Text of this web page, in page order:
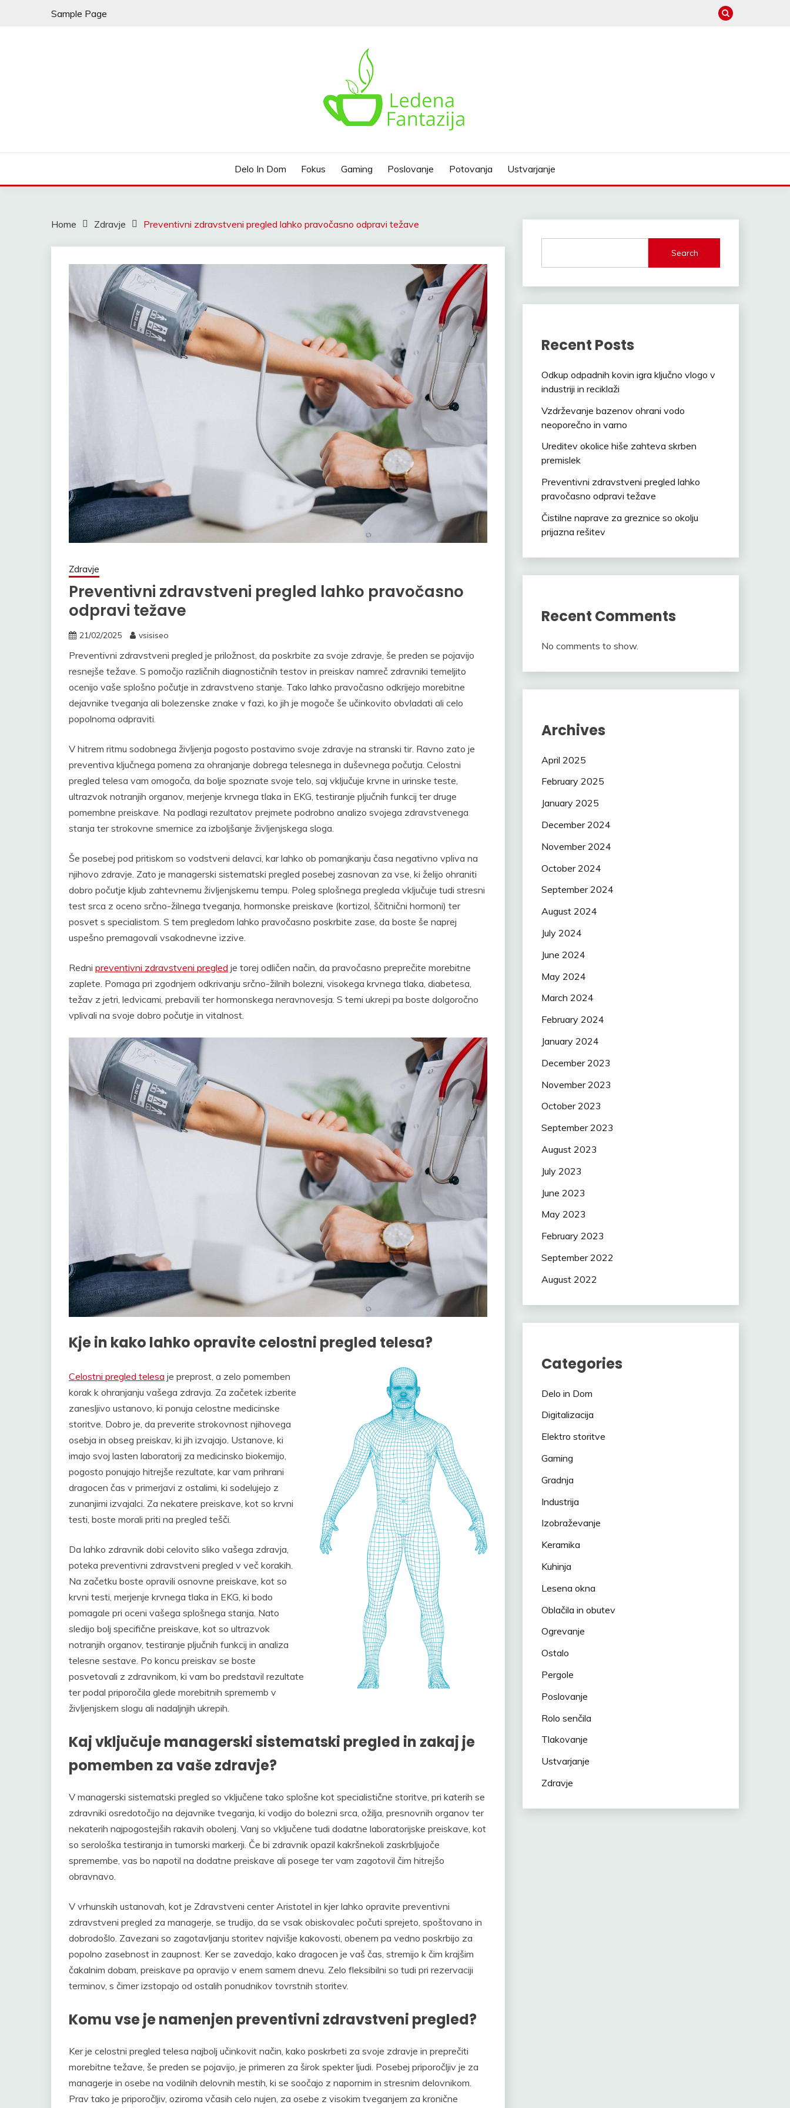
Sample Page
Delo In Dom Fokus Gaming Poslovanje Potovanja Ustvarjanje
Home Zdravje Preventivni zdravstveni pregled lahko pravočasno odpravi težave
Zdravje
Preventivni zdravstveni pregled lahko pravočasno
odpravi težave
21/02/2025 vsisiseo
Preventivni zdravstveni pregled je priložnost, da poskrbite za svoje zdravje, še preden se pojavijo
resnejše težave. S pomočjo različnih diagnostičnih testov in preiskav namreč zdravniki temeljito
ocenijo vaše splošno počutje in zdravstveno stanje. Tako lahko pravočasno odkrijejo morebitne
dejavnike tveganja ali bolezenske znake v fazi, ko jih je mogoče še učinkovito obvladati ali celo
popolnoma odpraviti.
V hitrem ritmu sodobnega življenja pogosto postavimo svoje zdravje na stranski tir. Ravno zato je
preventiva ključnega pomena za ohranjanje dobrega telesnega in duševnega počutja. Celostni
pregled telesa vam omogoča, da bolje spoznate svoje telo, saj vključuje krvne in urinske teste,
ultrazvok notranjih organov, merjenje krvnega tlaka in EKG, testiranje pljučnih funkcij ter druge
pomembne preiskave. Na podlagi rezultatov prejmete podrobno analizo svojega zdravstvenega
stanja ter strokovne smernice za izboljšanje življenjskega sloga.
Še posebej pod pritiskom so vodstveni delavci, kar lahko ob pomanjkanju časa negativno vpliva na
njihovo zdravje. Zato je managerski sistematski pregled posebej zasnovan za vse, ki želijo ohraniti
dobro počutje kljub zahtevnemu življenjskemu tempu. Poleg splošnega pregleda vključuje tudi stresni
test srca z oceno srčno-žilnega tveganja, hormonske preiskave (kortizol, ščitnični hormoni) ter
posvet s specialistom. S tem pregledom lahko pravočasno poskrbite zase, da boste še naprej
uspešno premagovali vsakodnevne izzive.
Redni preventivni zdravstveni pregled je torej odličen način, da pravočasno preprečite morebitne
zaplete. Pomaga pri zgodnjem odkrivanju srčno-žilnih bolezni, visokega krvnega tlaka, diabetesa,
težav z jetri, ledvicami, prebavili ter hormonskega neravnovesja. S temi ukrepi pa boste dolgoročno
vplivali na svoje dobro počutje in vitalnost.
Kje in kako lahko opravite celostni pregled telesa?
Celostni pregled telesa je preprost, a zelo pomemben
korak k ohranjanju vašega zdravja. Za začetek izberite
zanesljivo ustanovo, ki ponuja celostne medicinske
storitve. Dobro je, da preverite strokovnost njihovega
osebja in obseg preiskav, ki jih izvajajo. Ustanove, ki
imajo svoj lasten laboratorij za medicinsko biokemijo,
pogosto ponujajo hitrejše rezultate, kar vam prihrani
dragocen čas v primerjavi z ostalimi, ki sodelujejo z
zunanjimi izvajalci. Za nekatere preiskave, kot so krvni
testi, boste morali priti na pregled tešči.
Da lahko zdravnik dobi celovito sliko vašega zdravja,
poteka preventivni zdravstveni pregled v več korakih.
Na začetku boste opravili osnovne preiskave, kot so
krvni testi, merjenje krvnega tlaka in EKG, ki bodo
pomagale pri oceni vašega splošnega stanja. Nato
sledijo bolj specifične preiskave, kot so ultrazvok
notranjih organov, testiranje pljučnih funkcij in analiza
telesne sestave. Po koncu preiskav se boste
posvetovali z zdravnikom, ki vam bo predstavil rezultate
ter podal priporočila glede morebitnih sprememb v
življenjskem slogu ali nadaljnjih ukrepih.
Kaj vključuje managerski sistematski pregled in zakaj je
pomemben za vaše zdravje?
V managerski sistematski pregled so vključene tako splošne kot specialistične storitve, pri katerih se
zdravniki osredotočijo na dejavnike tveganja, ki vodijo do bolezni srca, ožilja, presnovnih organov ter
nekaterih najpogostejših rakavih obolenj. Vanj so vključene tudi dodatne laboratorijske preiskave, kot
so serološka testiranja in tumorski markerji. Če bi zdravnik opazil kakršnekoli zaskrbljujoče
spremembe, vas bo napotil na dodatne preiskave ali posege ter vam zagotovil čim hitrejšo
obravnavo.
V vrhunskih ustanovah, kot je Zdravstveni center Aristotel in kjer lahko opravite preventivni
zdravstveni pregled za managerje, se trudijo, da se vsak obiskovalec počuti sprejeto, spoštovano in
dobrodošlo. Zavezani so zagotavljanju storitev najvišje kakovosti, obenem pa vedno poskrbijo za
popolno zasebnost in zaupnost. Ker se zavedajo, kako dragocen je vaš čas, stremijo k čim krajšim
čakalnim dobam, preiskave pa opravijo v enem samem dnevu. Zelo fleksibilni so tudi pri rezervaciji
terminov, s čimer izstopajo od ostalih ponudnikov tovrstnih storitev.
Komu vse je namenjen preventivni zdravstveni pregled?
Ker je celostni pregled telesa najbolj učinkovit način, kako poskrbeti za svoje zdravje in preprečiti
morebitne težave, še preden se pojavijo, je primeren za širok spekter ljudi. Posebej priporočljiv je za
managerje in osebe na vodilnih delovnih mestih, ki se soočajo z napornim in stresnim delovnikom.
Prav tako je priporočljiv, oziroma včasih celo nujen, za osebe z visokim tveganjem za kronične
Search
Recent Posts
Odkup odpadnih kovin igra ključno vlogo v
industriji in reciklaži
Vzdrževanje bazenov ohrani vodo
neoporečno in varno
Ureditev okolice hiše zahteva skrben
premislek
Preventivni zdravstveni pregled lahko
pravočasno odpravi težave
Čistilne naprave za greznice so okolju
prijazna rešitev
Recent Comments
No comments to show.
Archives
April 2025
February 2025
January 2025
December 2024
November 2024
October 2024
September 2024
August 2024
July 2024
June 2024
May 2024
March 2024
February 2024
January 2024
December 2023
November 2023
October 2023
September 2023
August 2023
July 2023
June 2023
May 2023
February 2023
September 2022
August 2022
Categories
Delo in Dom
Digitalizacija
Elektro storitve
Gaming
Gradnja
Industrija
Izobraževanje
Keramika
Kuhinja
Lesena okna
Oblačila in obutev
Ogrevanje
Ostalo
Pergole
Poslovanje
Rolo senčila
Tlakovanje
Ustvarjanje
Zdravje